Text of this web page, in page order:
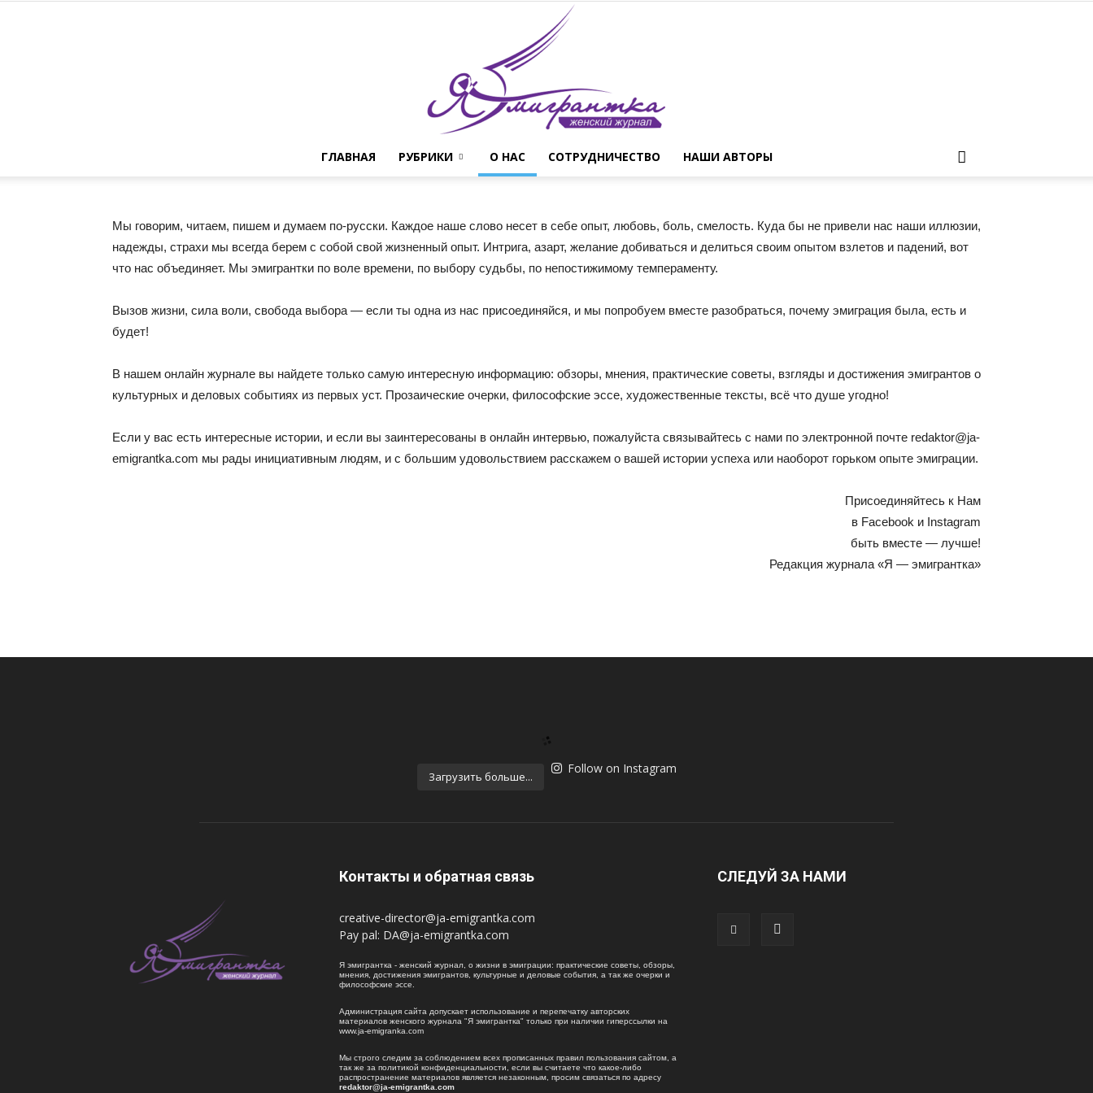
—
ГЛАВНАЯ РУБРИКИ О НАС СОТРУДНИЧЕСТВО НАШИ АВТОРЫ
Мы говорим, читаем, пишем и думаем по-русски. Каждое наше слово несет в себе опыт, любовь, боль, смелость. Куда бы не привели нас наши иллюзии,
надежды, страхи мы всегда берем с собой свой жизненный опыт. Интрига, азарт, желание добиваться и делиться своим опытом взлетов и падений, вот
что нас объединяет. Мы эмигрантки по воле времени, по выбору судьбы, по непостижимому темпераменту.
Вызов жизни, сила воли, свобода выбора — если ты одна из нас присоединяйся, и мы попробуем вместе разобраться, почему эмиграция была, есть и
будет!
В нашем онлайн журнале вы найдете только самую интересную информацию: обзоры, мнения, практические советы, взгляды и достижения эмигрантов о
культурных и деловых событиях из первых уст. Прозаические очерки, философские эссе, художественные тексты, всё что душе угодно!
Если у вас есть интересные истории, и если вы заинтересованы в онлайн интервью, пожалуйста связывайтесь с нами по электронной почте redaktor@ja-
emigrantka.com мы рады инициативным людям, и с большим удовольствием расскажем о вашей истории успеха или наоборот горьком опыте эмиграции.
Присоединяйтесь к Нам
в Facebook и Instagram
быть вместе — лучше!
Редакция журнала «Я — эмигрантка»
Загрузить больше...
Follow on Instagram
Контакты и обратная связь
creative-director@ja-emigrantka.com
Pay pal: DA@ja-emigrantka.com
Я эмигрантка - женский журнал, о жизни в эмиграции: практические советы, обзоры,
мнения, достижения эмигрантов, культурные и деловые события, а так же очерки и
философские эссе.
Администрация сайта допускает использование и перепечатку авторских
материалов женского журнала "Я эмигрантка" только при наличии гиперссылки на
www.ja-emigranka.com
Мы строго следим за соблюдением всех прописанных правил пользования сайтом, а
так же за политикой конфиденциальности, если вы считаете что какое-либо
распространение материалов является незаконным, просим связаться по адресу
redaktor@ja-emigrantka.com
СЛЕДУЙ ЗА НАМИ